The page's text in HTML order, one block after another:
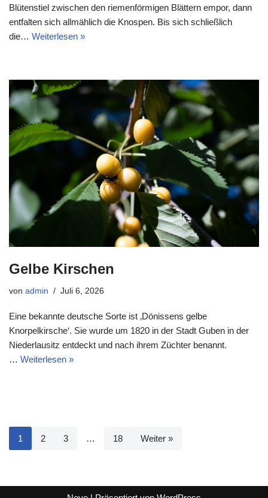
Blütenstiel zwischen den riemenförmigen Blättern empor, dann
entfalten sich allmählich die Knospen. Bis sich schließlich
die… Weiterlesen »
Gelbe Kirschen
von admin Juli 6, 2026
Eine bekannte deutsche Sorte ist ‚Dönissens gelbe
Knorpelkirsche‘. Sie wurde um 1820 in der Stadt Guben in der
Niederlausitz entdeckt und nach ihrem Züchter benannt.
… Weiterlesen »
1 2 3 … 18 Weiter »